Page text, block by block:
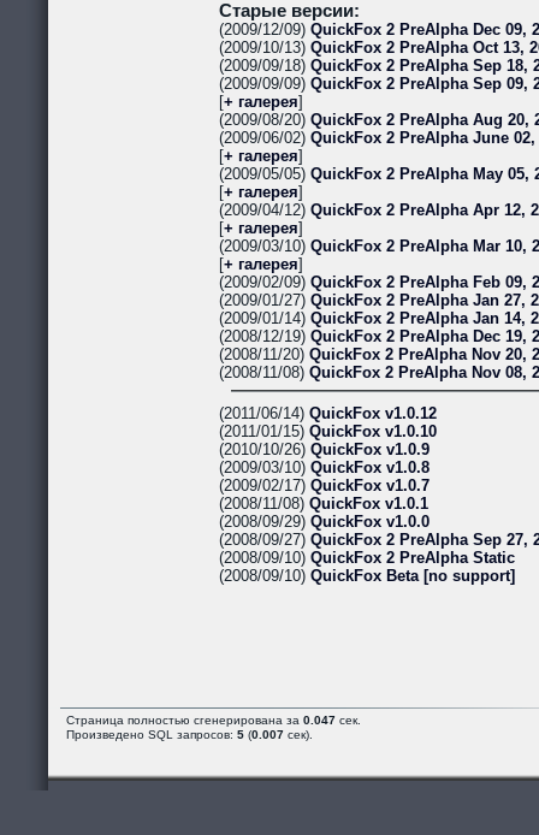
Старые версии:
(2009/12/09) QuickFox 2 PreAlpha Dec 09,
(2009/10/13) QuickFox 2 PreAlpha Oct 13,
(2009/09/18) QuickFox 2 PreAlpha Sep 18,
(2009/09/09) QuickFox 2 PreAlpha Sep 09,
[+ галерея]
(2009/08/20) QuickFox 2 PreAlpha Aug 20,
(2009/06/02) QuickFox 2 PreAlpha June 02,
[+ галерея]
(2009/05/05) QuickFox 2 PreAlpha May 05,
[+ галерея]
(2009/04/12) QuickFox 2 PreAlpha Apr 12,
[+ галерея]
(2009/03/10) QuickFox 2 PreAlpha Mar 10,
[+ галерея]
(2009/02/09) QuickFox 2 PreAlpha Feb 09,
(2009/01/27) QuickFox 2 PreAlpha Jan 27,
(2009/01/14) QuickFox 2 PreAlpha Jan 14,
(2008/12/19) QuickFox 2 PreAlpha Dec 19,
(2008/11/20) QuickFox 2 PreAlpha Nov 20,
(2008/11/08) QuickFox 2 PreAlpha Nov 08,
(2011/06/14) QuickFox v1.0.12
(2011/01/15) QuickFox v1.0.10
(2010/10/26) QuickFox v1.0.9
(2009/03/10) QuickFox v1.0.8
(2009/02/17) QuickFox v1.0.7
(2008/11/08) QuickFox v1.0.1
(2008/09/29) QuickFox v1.0.0
(2008/09/27) QuickFox 2 PreAlpha Sep 27,
(2008/09/10) QuickFox 2 PreAlpha Static
(2008/09/10) QuickFox Beta [no support]
Страница полностью сгенерирована за 0.047 сек.
Произведено SQL запросов: 5 (0.007 сек).